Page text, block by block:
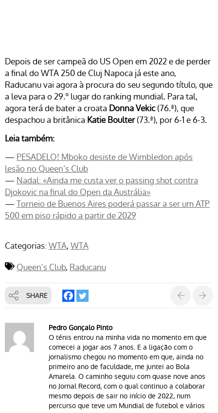
Depois de ser campeã do US Open em 2022 e de perder
a final do WTA 250 de Cluj Napoca já este ano,
Raducanu vai agora à procura do seu segundo título, que
a leva para o 29.º lugar do ranking mundial. Para tal,
agora terá de bater a croata Donna Vekic(76.ª), que
despachou a britânica Katie Boulter(73.ª), por 6-1 e 6-3.
Leia também:
— PESADELO! Mboko desiste de Wimbledon após
lesão no Queen’s Club
— Nadal: «Ainda me custa ver o passing shot contra
Djokovic na final do Open da Austrália»
— Torneio de Buenos Aires poderá passar a ser um ATP
500 em piso rápido a partir de 2029
Categorias: WTA WTA
Queen's Club Raducanu
SHARE
Pedro Gonçalo Pinto
O ténis entrou na minha vida no momento em que
comecei a jogar aos 7 anos. E a ligação com o
jornalismo chegou no momento em que, ainda no
primeiro ano de faculdade, me juntei ao Bola
Amarela. O caminho seguiu com quase nove anos
no Jornal Record, com o qual continuo a colaborar
mesmo depois de sair no início de 2022, num
percurso que teve um Mundial de futebol e vários